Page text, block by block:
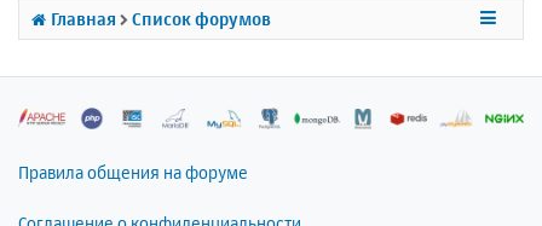
Главная Список форумов
Правила общения на форуме